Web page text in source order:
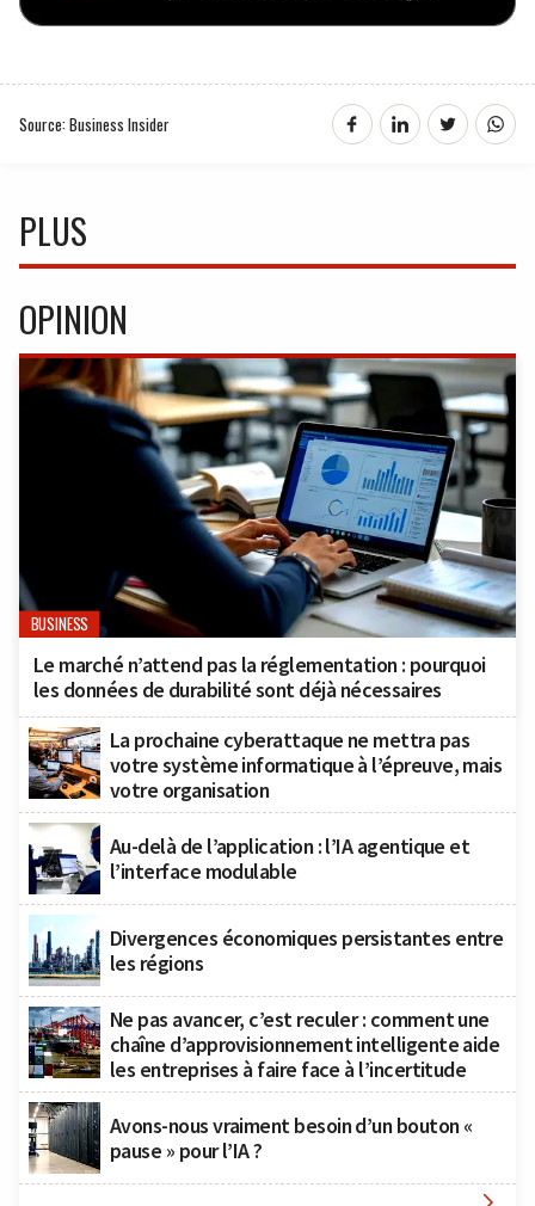
Source: Business Insider
PLUS
OPINION
BUSINESS
Le marché n’attend pas la réglementation : pourquoi
les données de durabilité sont déjà nécessaires
La prochaine cyberattaque ne mettra pas
votre système informatique à l’épreuve, mais
votre organisation
Au-delà de l’application : l’IA agentique et
l’interface modulable
Divergences économiques persistantes entre
les régions
Ne pas avancer, c’est reculer : comment une
chaîne d’approvisionnement intelligente aide
les entreprises à faire face à l’incertitude
Avons-nous vraiment besoin d’un bouton «
pause » pour l’IA ?